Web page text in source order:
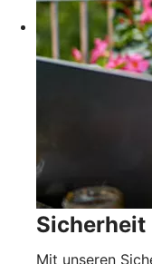
Sicherheit
Mit unseren